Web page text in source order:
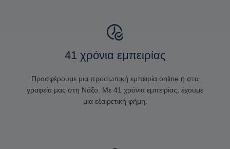
41 χρόνια εμπειρίας
Προσφέρουμε μια προσωπική εμπειρία online ή στα
γραφεία μας στη Νάξο. Με 41 χρόνια εμπειρίας, έχουμε
μια εξαιρετική φήμη.